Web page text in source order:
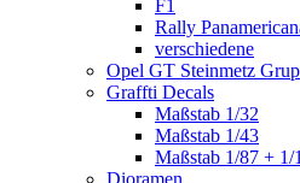
F1
Rally
verschiedene
Opel GT Steinmetz
Graffti Decals
Maßstab 1/32
Maßstab 1/43
Maßstab 1/87 + 1/
Dioramen